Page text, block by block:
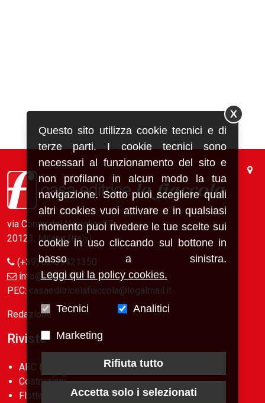
via Conca del Naviglio, 37
20123, Milano (Italy)
(+39) 02 89421350
info@fiaccola.it
PEC: casaeditricelafiaccola@legalmail.it
Redazione
Riviste
ABC Magazine
Costruzioni
Flotte&Finanza
Questo sito utilizza cookie tecnici e di
terze parti. I cookie tecnici sono
necessari al funzionamento del sito e
non profilano in alcun modo la tua
navigazione. Sotto puoi scegliere quali
altri cookies vuoi attivare e in qualsiasi
momento puoi rivedere le tue scelte sui
cookie in uso cliccando sul bottone in
basso a sinistra.
Leggi qui la policy cookies.
Tecnici Analitici
Marketing
Rifiuta tutto
Accetta solo i selezionati
X